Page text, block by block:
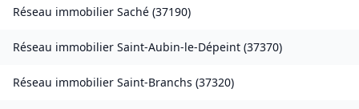
Réseau immobilier Saché (37190)
Réseau immobilier Saint-Aubin-le-Dépeint (37370)
Réseau immobilier Saint-Branchs (37320)